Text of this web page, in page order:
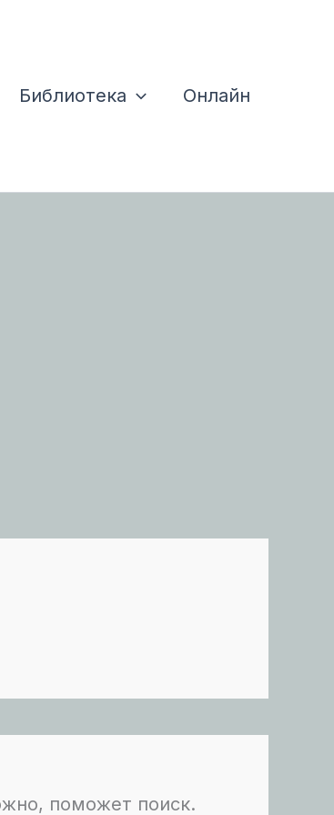
Библиотека Онлайн
поможет поиск.